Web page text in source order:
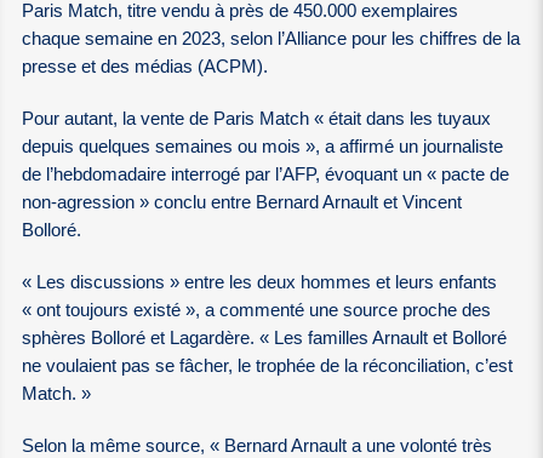
Paris Match, titre vendu à près de 450.000 exemplaires
chaque semaine en 2023, selon l’Alliance pour les chiffres de la
presse et des médias (ACPM).
Pour autant, la vente de Paris Match « était dans les tuyaux
depuis quelques semaines ou mois », a affirmé un journaliste
de l’hebdomadaire interrogé par l’AFP, évoquant un « pacte de
non-agression » conclu entre Bernard Arnault et Vincent
Bolloré.
« Les discussions » entre les deux hommes et leurs enfants
« ont toujours existé », a commenté une source proche des
sphères Bolloré et Lagardère. « Les familles Arnault et Bolloré
ne voulaient pas se fâcher, le trophée de la réconciliation, c’est
Match. »
Selon la même source, « Bernard Arnault a une volonté très